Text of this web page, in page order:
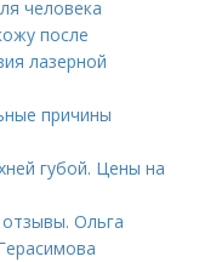
человека
после
лазерной
причины
губой. Цены на
Ольга